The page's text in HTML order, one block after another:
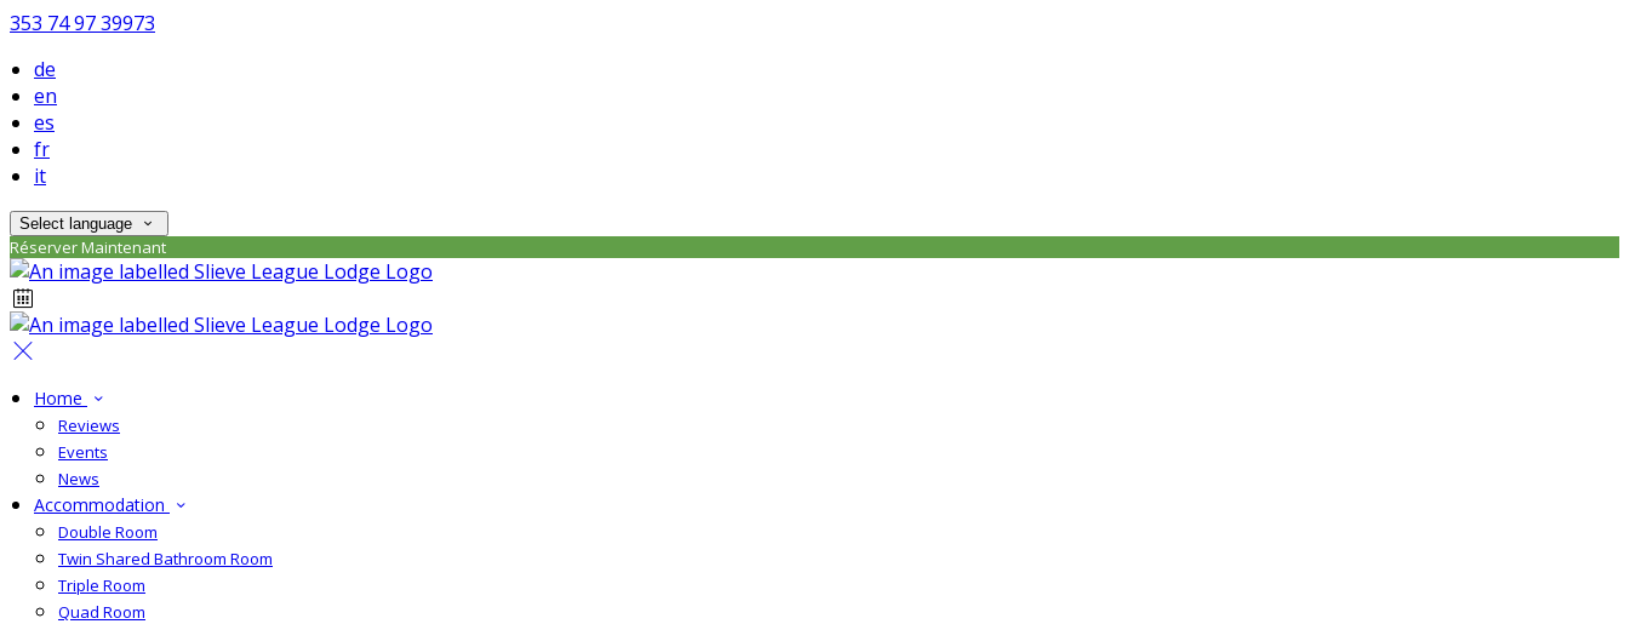
353 74 97 39973
de
en
es
fr
it
Select language
Réserver Maintenant
Home
Reviews
Events
News
Accommodation
Double Room
Twin Shared Bathroom Room
Triple Room
Quad Room